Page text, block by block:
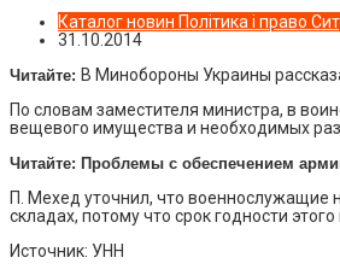
Каталог новин Політика і право
31.10.2014
Читайте: В Минобороны Украины
По словам заместителя министра, в
вещевого имущества и необходимых
Читайте: Проблемы с обеспечением
П. Мехед уточнил, что военнослужащие
складах, потому что срок годности
Источник: УНН